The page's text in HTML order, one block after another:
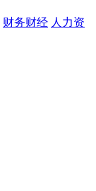
财务财经 人力资